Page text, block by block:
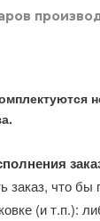
что
(и т.п.):